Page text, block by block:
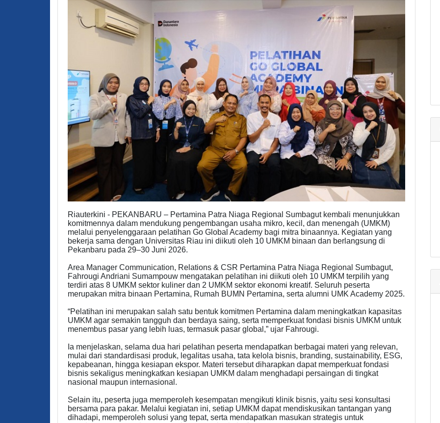
Riauterkini - PEKANBARU – Pertamina Patra Niaga Regional Sumbagut kembali menunjukkan
komitmennya dalam mendukung pengembangan usaha mikro, kecil, dan menengah (UMKM)
melalui penyelenggaraan pelatihan Go Global Academy bagi mitra binaannya. Kegiatan yang
bekerja sama dengan Universitas Riau ini diikuti oleh 10 UMKM binaan dan berlangsung di
Pekanbaru pada 29–30 Juni 2026.
Area Manager Communication, Relations & CSR Pertamina Patra Niaga Regional Sumbagut,
Fahrougi Andriani Sumampouw mengatakan pelatihan ini diikuti oleh 10 UMKM terpilih yang
terdiri atas 8 UMKM sektor kuliner dan 2 UMKM sektor ekonomi kreatif. Seluruh peserta
merupakan mitra binaan Pertamina, Rumah BUMN Pertamina, serta alumni UMK Academy 2025.
“Pelatihan ini merupakan salah satu bentuk komitmen Pertamina dalam meningkatkan kapasitas
UMKM agar semakin tangguh dan berdaya saing, serta memperkuat fondasi bisnis UMKM untuk
menembus pasar yang lebih luas, termasuk pasar global,” ujar Fahrougi.
Ia menjelaskan, selama dua hari pelatihan peserta mendapatkan berbagai materi yang relevan,
mulai dari standardisasi produk, legalitas usaha, tata kelola bisnis, branding, sustainability, ESG,
kepabeanan, hingga kesiapan ekspor. Materi tersebut diharapkan dapat memperkuat fondasi
bisnis sekaligus meningkatkan kesiapan UMKM dalam menghadapi persaingan di tingkat
nasional maupun internasional.
Selain itu, peserta juga memperoleh kesempatan mengikuti klinik bisnis, yaitu sesi konsultasi
bersama para pakar. Melalui kegiatan ini, setiap UMKM dapat mendiskusikan tantangan yang
dihadapi, memperoleh solusi yang tepat, serta mendapatkan masukan strategis untuk